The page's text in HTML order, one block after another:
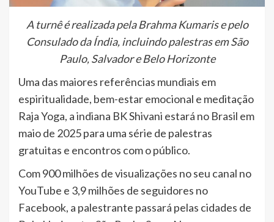
A turnê é realizada pela Brahma Kumaris e pelo
Consulado da Índia, incluindo palestras em São
Paulo, Salvador e Belo Horizonte
Uma das maiores referências mundiais em
espiritualidade, bem-estar emocional e meditação
Raja Yoga, a indiana BK Shivani estará no Brasil em
maio de 2025 para uma série de palestras
gratuitas e encontros com o público.
Com 900 milhões de visualizações no seu canal no
YouTube e 3,9 milhões de seguidores no
Facebook, a palestrante passará pelas cidades de